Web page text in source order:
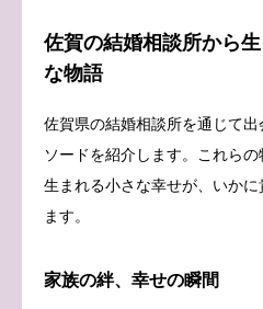
佐賀の結婚相談所から
な物語
佐賀県の結婚相談所を通じて
ソードを紹介します。これら
生まれる小さな幸せが、いか
ます。
家族の絆、幸せの瞬間